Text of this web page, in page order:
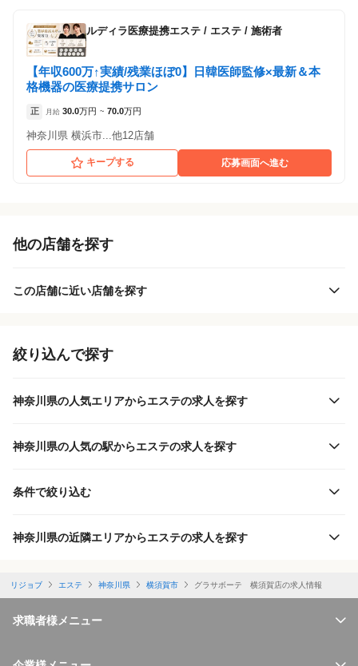
ルディラ医療提携エステ / エステ / 施術者
【年収600万↑実績/残業ほぼ0】日韓医師監修×最新＆本
格機器の医療提携サロン
正 月給 30.0万円 ~ 70.0万円
神奈川県 横浜市...他12店舗
キープする 応募画面へ進む
他の店舗を探す
この店舗に近い店舗を探す
絞り込んで探す
神奈川県の人気エリアからエステの求人を探す
神奈川県の人気の駅からエステの求人を探す
条件で絞り込む
神奈川県の近隣エリアからエステの求人を探す
リジョブ エステ 神奈川県 横須賀市 グラサボーテ 横須賀店の求人情報
求職者様メニュー